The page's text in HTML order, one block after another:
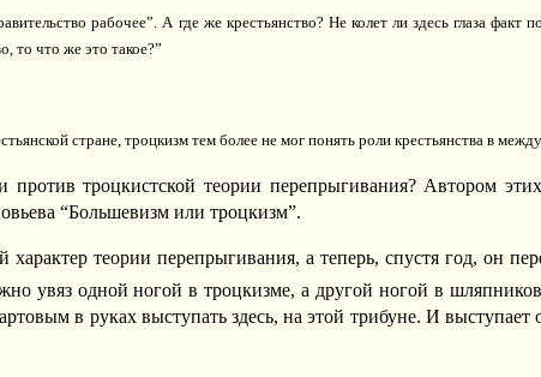
рабочее”. А где же крестьянство? Не колет ли здесь глаза факт
то что же это такое?”
стране, троцкизм тем более не мог понять роли крестьянства в
троцкистской теории перепрыгивания? Автором
“Большевизм или троцкизм”.
теории перепрыгивания, а теперь, спустя год, он
увяз одной ногой в троцкизме, а другой ногой в
в руках выступать здесь, на этой трибуне. И выступает